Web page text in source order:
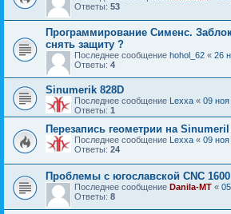
Ответы: 53
Программирование Сименс.
снять защиту ?
Последнее сообщение hohol_62 « 26
Ответы: 4
Sinumerik 828D
Последнее сообщение Lexxa « 09
Ответы: 1
Перезапись геометрии на
Последнее сообщение Lexxa « 09
Ответы: 24
Проблемы с югославской CNC 1600
Последнее сообщение Danila-MT «
Ответы: 8